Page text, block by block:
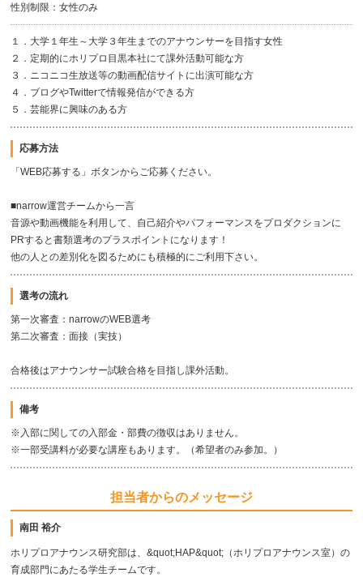
性別制限：女性のみ
１．大学１年生～大学３年生までのアナウンサーを目指す女性
２．定期的にホリプロ目黒本社にて課外活動可能な方
３．ニコニコ生放送等の動画配信サイトに出演可能な方
４．ブログやTwitterで情報発信ができる方
５．芸能界に興味のある方
応募方法
「WEB応募する」ボタンからご応募ください。
■narrow運営チームから一言
音源や動画機能を利用して、自己紹介やパフォーマンスをプロダクションに
PRすると書類選考のプラスポイントになります！
他の人との差別化を図るためにも積極的にご利用下さい。
選考の流れ
第一次審査：narrowのWEB選考
第二次審査：面接（実技）
合格後はアナウンサー試験合格を目指し課外活動。
備考
※入部に関しての入部金・部費の徴収はありません。
※一部受講料が必要な講座もあります。（希望者のみ参加。）
担当者からのメッセージ
南田 裕介
ホリプロアナウンス研究部は、&quot;HAP&quot;（ホリプロアナウンス室）の
育成部門にあたる学生チームです。